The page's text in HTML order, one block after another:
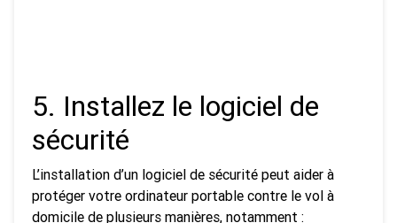
5. Installez le logiciel de
sécurité
L’installation d’un logiciel de sécurité peut aider à
protéger votre ordinateur portable contre le vol à
domicile de plusieurs manières, notamment :